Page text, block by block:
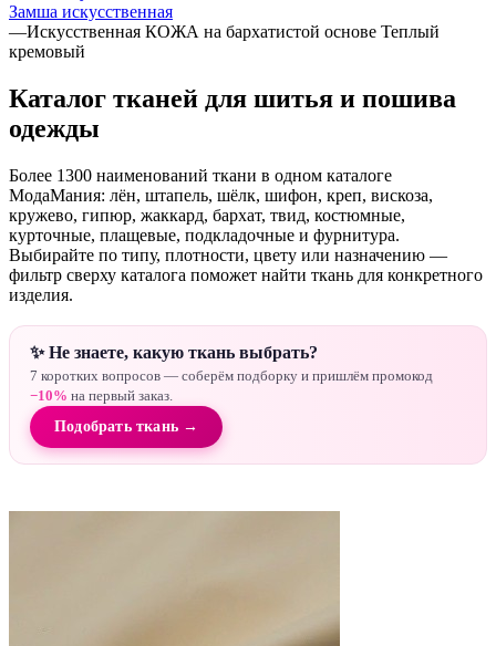
Замша искусственная
—Искусственная КОЖА на бархатистой основе Теплый
кремовый
Каталог тканей для шитья и пошива
одежды
Более 1300 наименований ткани в одном каталоге
МодаМания: лён, штапель, шёлк, шифон, креп, вискоза,
кружево, гипюр, жаккард, бархат, твид, костюмные,
курточные, плащевые, подкладочные и фурнитура.
Выбирайте по типу, плотности, цвету или назначению —
фильтр сверху каталога поможет найти ткань для конкретного
изделия.
✨ Не знаете, какую ткань выбрать?
7 коротких вопросов — соберём подборку и пришлём промокод
−10% на первый заказ.
Подобрать ткань →